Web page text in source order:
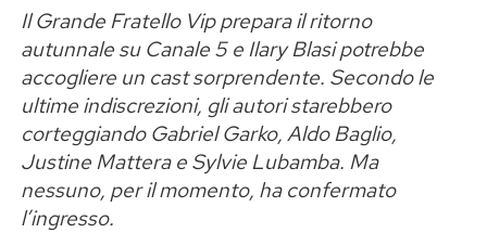
Il Grande Fratello Vip prepara il ritorno
autunnale su Canale 5 e Ilary Blasi potrebbe
accogliere un cast sorprendente. Secondo le
ultime indiscrezioni, gli autori starebbero
corteggiando Gabriel Garko, Aldo Baglio,
Justine Mattera e Sylvie Lubamba. Ma
nessuno, per il momento, ha confermato
l’ingresso.